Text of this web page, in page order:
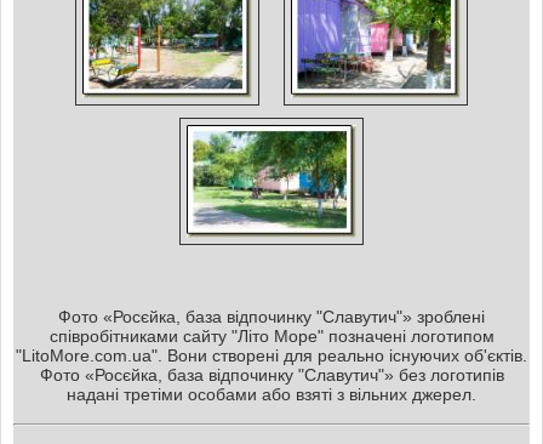
Фото «Росєйка, база відпочинку "Славутич"» зроблені
співробітниками сайту "Літо Море" позначені логотипом
"LitoMore.com.ua". Вони створені для реально існуючих об'єктів.
Фото «Росєйка, база відпочинку "Славутич"» без логотипів
надані третіми особами або взяті з вільних джерел.